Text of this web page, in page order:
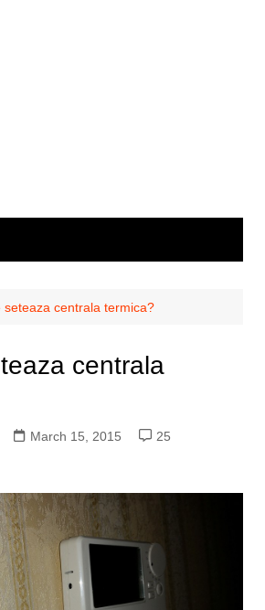
seteaza centrala termica?
centrala
March 15, 2015
25